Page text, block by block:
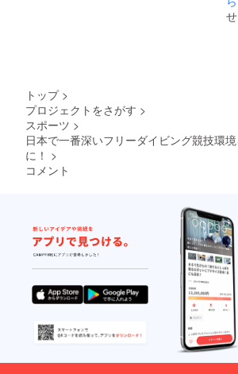
トップ >
プロジェクトをさがす >
スポーツ >
日本で一番深いフリーダイビング競技環
に！ >
コメント